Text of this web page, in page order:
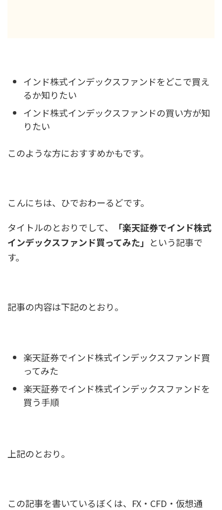
インド株式インデックスファンドをどこで買え
るか知りたい
インド株式インデックスファンドの買い方が知
りたい
このような方におすすめかもです。
こんにちは、ひでおわーるどです。
タイトルのとおりでして、
「楽天証券でインド株式
インデックスファンド買ってみた」 という記事で
す。
記事の内容は下記のとおり。
楽天証券でインド株式インデックスファンド買
ってみた
楽天証券でインド株式インデックスファンドを
買う手順
上記のとおり。
この記事を書いているぼくは、FX・CFD・仮想通